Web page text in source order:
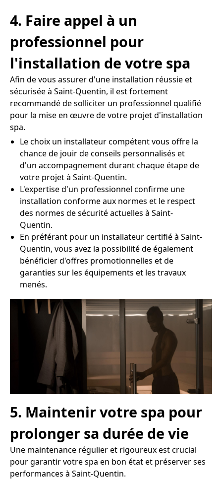
4. Faire appel à un
professionnel pour
l'installation de votre spa
Afin de vous assurer d'une installation réussie et
sécurisée à Saint-Quentin, il est fortement
recommandé de solliciter un professionnel qualifié
pour la mise en œuvre de votre projet d'installation
spa.
Le choix un installateur compétent vous offre la
chance de jouir de conseils personnalisés et
d'un accompagnement durant chaque étape de
votre projet à Saint-Quentin.
L'expertise d'un professionnel confirme une
installation conforme aux normes et le respect
des normes de sécurité actuelles à Saint-
Quentin.
En préférant pour un installateur certifié à Saint-
Quentin, vous avez la possibilité de également
bénéficier d'offres promotionnelles et de
garanties sur les équipements et les travaux
menés.
5. Maintenir votre spa pour
prolonger sa durée de vie
Une maintenance régulier et rigoureux est crucial
pour garantir votre spa en bon état et préserver ses
performances à Saint-Quentin.